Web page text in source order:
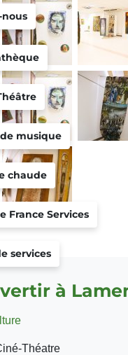
musique
chaude
France Services
services
nous
à
Théatre